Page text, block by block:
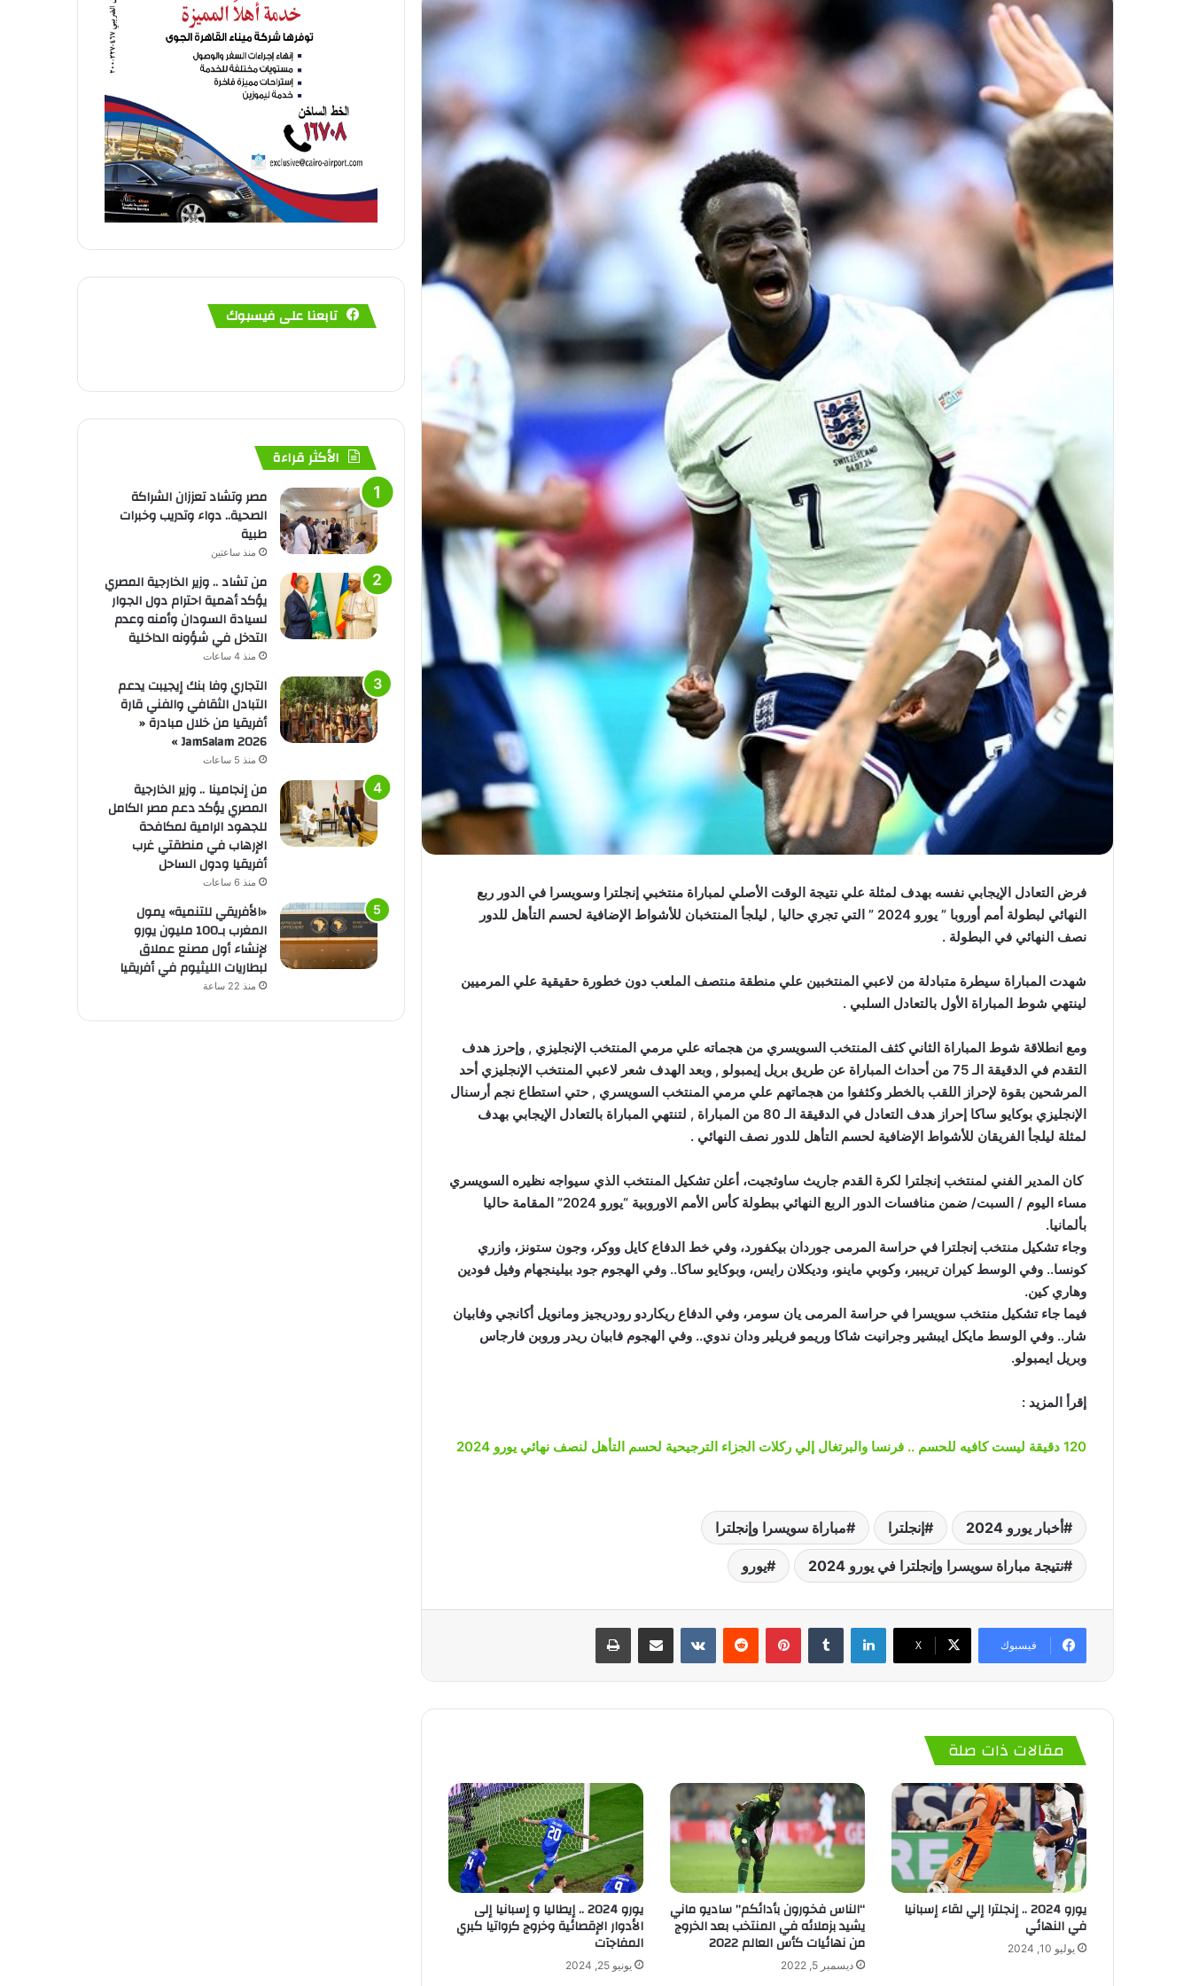
فرض التعادل الإيجابي نفسه بهدف لمثلة علي نتيجة الوقت الأصلي لمباراة منتخبي إنجلترا وسويسرا في الدور ربع
النهائي لبطولة أمم أوروبا ” يورو 2024 ” التي تجري حاليا , ليلجأ المنتخبان للأشواط الإضافية لحسم التأهل للدور
نصف النهائي في البطولة .
شهدت المباراة سيطرة متبادلة من لاعبي المنتخبين علي منطقة منتصف الملعب دون خطورة حقيقية علي المرميين
لينتهي شوط المباراة الأول بالتعادل السلبي .
ومع انطلاقة شوط المباراة الثاني كثف المنتخب السويسري من هجماته علي مرمي المنتخب الإنجليزي , وإحرز هدف
التقدم في الدقيقة الـ 75 من أحداث المباراة عن طريق بريل إيمبولو , وبعد الهدف شعر لاعبي المنتخب الإنجليزي أحد
المرشحين بقوة لإحراز اللقب بالخطر وكثفوا من هجماتهم علي مرمي المنتخب السويسري , حتي استطاع نجم أرسنال
الإنجليزي بوكايو ساكا إحراز هدف التعادل في الدقيقة الـ 80 من المباراة , لتنتهي المباراة بالتعادل الإيجابي بهدف
لمثلة ليلجأ الفريقان للأشواط الإضافية لحسم التأهل للدور نصف النهائي .
كان المدير الفني لمنتخب إنجلترا لكرة القدم جاريث ساوثجيت، أعلن تشكيل المنتخب الذي سيواجه نظيره السويسري
مساء اليوم / السبت/ ضمن منافسات الدور الربع النهائي ببطولة كأس الأمم الاوروبية “يورو 2024” المقامة حاليا
بألمانيا.
وجاء تشكيل منتخب إنجلترا في حراسة المرمى جوردان بيكفورد، وفي خط الدفاع كايل ووكر، وجون ستونز، وازري
كونسا.. وفي الوسط كيران تريبير، وكوبي ماينو، وديكلان رايس، وبوكايو ساكا.. وفي الهجوم جود بيلينجهام وفيل فودين
وهاري كين.
فيما جاء تشكيل منتخب سويسرا في حراسة المرمى يان سومر، وفي الدفاع ريكاردو رودريجيز ومانويل أكانجي وفابيان
شار.. وفي الوسط مايكل ايبشير وجرانيت شاكا وريمو فريلير ودان ندوي.. وفي الهجوم فابيان ريدر وروبن فارجاس
وبريل ايمبولو.
إقرأ المزيد :
120 دقيقة ليست كافيه للحسم .. فرنسا والبرتغال إلي ركلات الجزاء الترجيحية لحسم التأهل لنصف نهائي يورو 2024
أخبار يورو 2024 إنجلترا مباراة سويسرا وإنجلترا
نتيجة مباراة سويسرا وإنجلترا في يورو 2024 يورو
فيسبوك ‫X
لينكدإن بينتيريست
مقالات ذات صلة
يورو 2024 .. إنجلترا إلي لقاء إسبانيا
في النهائي
يوليو 10, 2024
“الناس فخورون بأدائكم” ساديو ماني
يشيد بزملائه في المنتخب بعد الخروج
من نهائيات كأس العالم 2022
ديسمبر 5, 2022
يورو 2024 .. إيطاليا و إسبانيا إلى
الأدوار الإقصائية وخروج كرواتيا كبري
المفاجآت
يونيو 25, 2024
تابعنا على فيسبوك
الأكثر قراءة
مصر وتشاد تعززان الشراكة
الصحية.. دواء وتدريب وخبرات
طبية
منذ ساعتين
من تشاد .. وزير الخارجية المصري
يؤكد أهمية احترام دول الجوار
لسيادة السودان وأمنه وعدم
التدخل في شؤونه الداخلية
منذ 4 ساعات
التجاري وفا بنك إيجيبت يدعم
التبادل الثقافي والفني قارة
أفريقيا من خلال مبادرة «
JamSalam 2026 »
منذ 5 ساعات
من إنجامينا .. وزير الخارجية
المصري يؤكد دعم مصر الكامل
للجهود الرامية لمكافحة
الإرهاب في منطقتي غرب
أفريقيا ودول الساحل
منذ 6 ساعات
«الأفريقي للتنمية» يمول
المغرب بـ100 مليون يورو
لإنشاء أول مصنع عملاق
لبطاريات الليثيوم في أفريقيا
منذ 22 ساعة